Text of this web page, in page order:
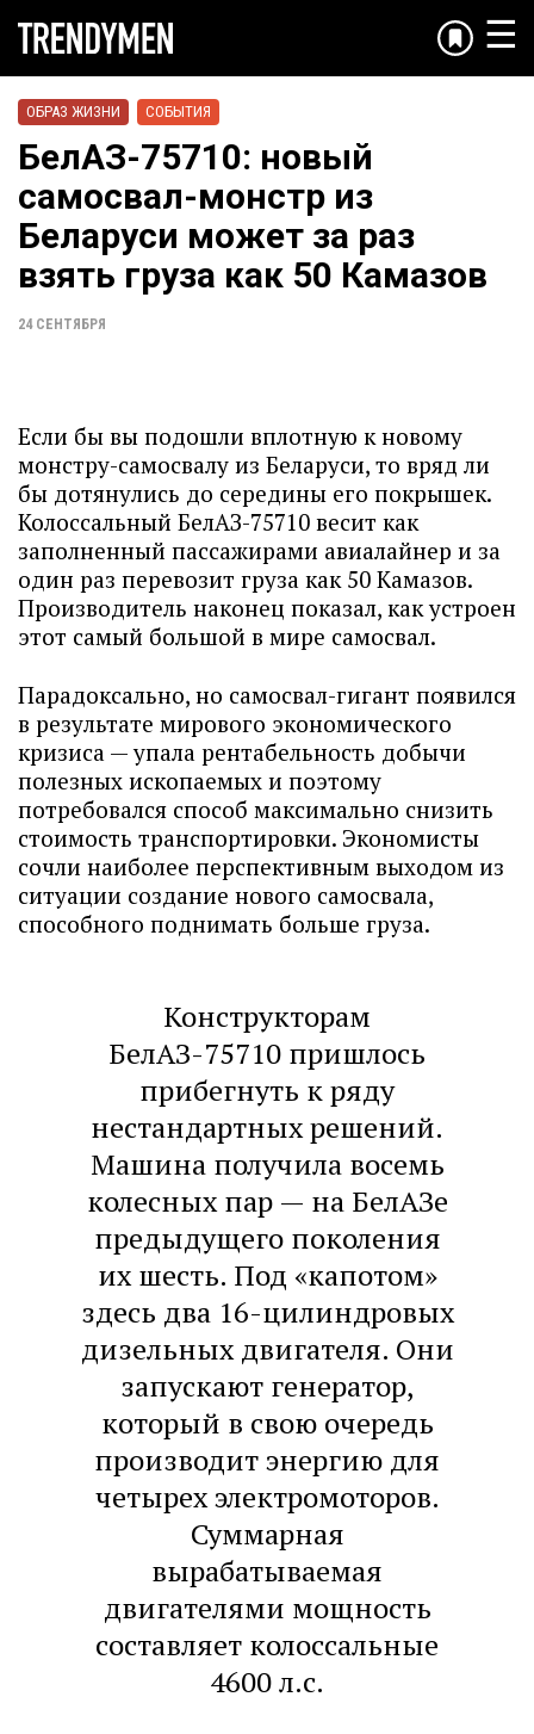
☰
ОБРАЗ ЖИЗНИ СОБЫТИЯ
БелАЗ-75710: новый
самосвал-монстр из
Беларуси может за раз
взять груза как 50 Камазов
24 СЕНТЯБРЯ
Если бы вы подошли вплотную к новому
монстру-самосвалу из Беларуси, то вряд ли
бы дотянулись до середины его покрышек.
Колоссальный БелАЗ-75710 весит как
заполненный пассажирами авиалайнер и за
один раз перевозит груза как 50 Камазов.
Производитель наконец показал, как устроен
этот самый большой в мире самосвал.
Парадоксально, но самосвал-гигант появился
в результате мирового экономического
кризиса — упала рентабельность добычи
полезных ископаемых и поэтому
потребовался способ максимально снизить
стоимость транспортировки. Экономисты
сочли наиболее перспективным выходом из
ситуации создание нового самосвала,
способного поднимать больше груза.
Конструкторам
БелАЗ-75710 пришлось
прибегнуть к ряду
нестандартных решений.
Машина получила восемь
колесных пар — на БелАЗе
предыдущего поколения
их шесть. Под «капотом»
здесь два 16-цилиндровых
дизельных двигателя. Они
запускают генератор,
который в свою очередь
производит энергию для
четырех электромоторов.
Суммарная
вырабатываемая
двигателями мощность
составляет колоссальные
4600 л.с.